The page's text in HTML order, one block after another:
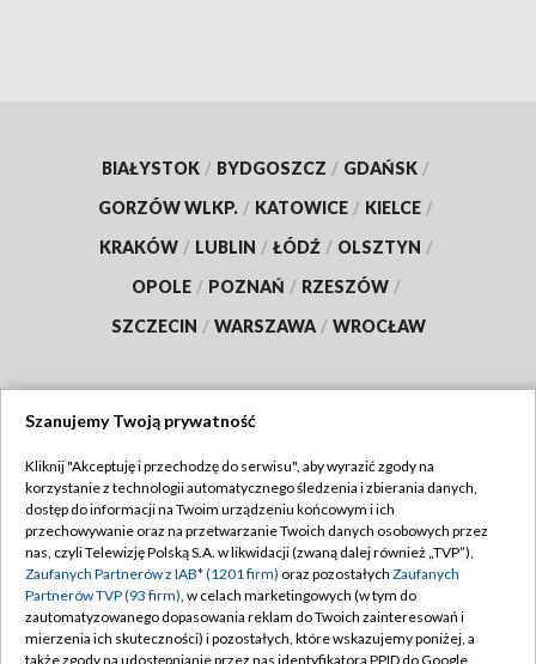
BIAŁYSTOK / BYDGOSZCZ / GDAŃSK /
GORZÓW WLKP. / KATOWICE / KIELCE /
KRAKÓW / LUBLIN / ŁÓDŹ / OLSZTYN /
OPOLE / POZNAŃ / RZESZÓW /
SZCZECIN / WARSZAWA / WROCŁAW
TVP
Abonament TVP
Emisja w TVP
Centrum informacji TVP
Naziemna Telewizja Cyfrowa
Regulamin TVP
Polityka prywatności
Moje zgody
Pomoc
Szanujemy Twoją prywatność
Kliknij "Akceptuję i przechodzę do serwisu", aby wyrazić zgody na
korzystanie z technologii automatycznego śledzenia i zbierania danych,
dostęp do informacji na Twoim urządzeniu końcowym i ich
przechowywanie oraz na przetwarzanie Twoich danych osobowych przez
nas, czyli Telewizję Polską S.A. w likwidacji (zwaną dalej również „TVP”),
Zaufanych Partnerów z IAB* (1201 firm) oraz pozostałych Zaufanych
Partnerów TVP (93 firm), w celach marketingowych (w tym do
zautomatyzowanego dopasowania reklam do Twoich zainteresowań i
mierzenia ich skuteczności) i pozostałych, które wskazujemy poniżej, a
także zgody na udostępnianie przez nas identyfikatora PPID do Google.